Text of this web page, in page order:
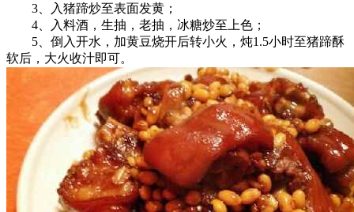
3、入猪蹄炒至表面发黄；
4、入料酒，生抽，老抽，冰糖炒至上色；
5、倒入开水，加黄豆烧开后转小火，炖1.5小时至猪蹄酥
软后，大火收汁即可。